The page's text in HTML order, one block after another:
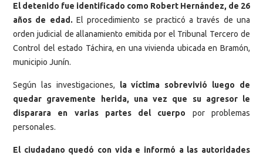
El detenido fue identificado como Robert Hernández, de 26
años de edad. El procedimiento se practicó a través de una
orden judicial de allanamiento emitida por el Tribunal Tercero de
Control del estado Táchira, en una vivienda ubicada en Bramón,
municipio Junín.
Según las investigaciones, la víctima sobrevivió luego de
quedar gravemente herida, una vez que su agresor le
disparara en varias partes del cuerpo por problemas
personales.
El ciudadano quedó con vida e informó a las autoridades